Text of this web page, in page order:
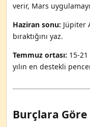
verir, Mars
Haziran sonu: Jüpiter
bıraktığını yaz.
Temmuz ortası: 15-
yılın en destekli
Burçlara Göre